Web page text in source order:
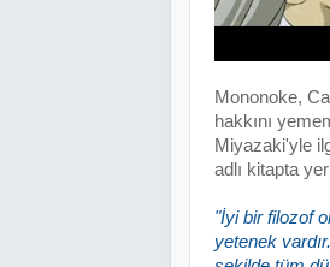
Mononoke,
hakkını
Miyazaki'yle
adlı kitapta
"İyi bir filozof
yetenek vardır.